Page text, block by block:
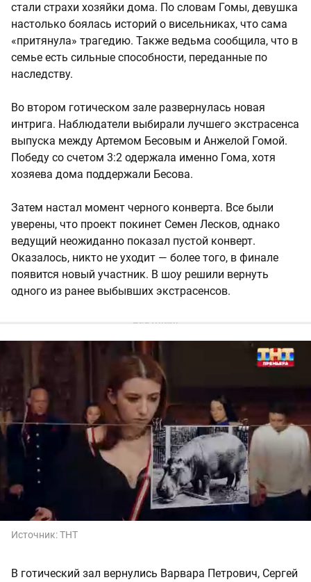
стали страхи хозяйки дома. По словам Гомы, девушка
настолько боялась историй о висельниках, что сама
«притянула» трагедию. Также ведьма сообщила, что в
семье есть сильные способности, переданные по
наследству.
Во втором готическом зале развернулась новая
интрига. Наблюдатели выбирали лучшего экстрасенса
выпуска между Артемом Бесовым и Анжелой Гомой.
Победу со счетом 3:2 одержала именно Гома, хотя
хозяева дома поддержали Бесова.
Затем настал момент черного конверта. Все были
уверены, что проект покинет Семен Лесков, однако
ведущий неожиданно показал пустой конверт.
Оказалось, никто не уходит — более того, в финале
появится новый участник. В шоу решили вернуть
одного из ранее выбывших экстрасенсов.
Источник:ТНТ
В готический зал вернулись Варвара Петрович, Сергей